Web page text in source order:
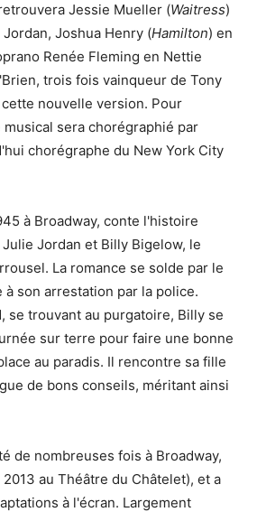
Jessie Mueller (Waitress)
Joshua Henry (Hamilton) en
Renée Fleming en Nettie
trois fois vainqueur de Tony
nouvelle version. Pour
sera chorégraphié par
chorégraphe du New York City
à Broadway, conte l'histoire
Jordan et Billy Bigelow, le
La romance se solde par le
son arrestation par la police.
se trouvant au purgatoire, Billy se
sur terre pour faire une bonne
au paradis. Il rencontre sa fille
de bons conseils, méritant ainsi
de nombreuses fois à Broadway,
au Théâtre du Châtelet), et a
à l'écran. Largement